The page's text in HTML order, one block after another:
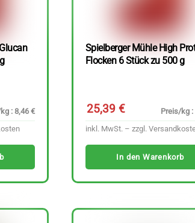
: 8,46 €
Spielberger Mühle High
Flocken 6 Stück zu 500 g
25,39 €
Preis/kg :
inkl. MwSt. – zzgl.
In den Warenkorb